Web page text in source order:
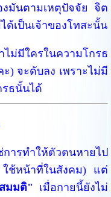
มันตามเหตุปัจจัย จิต
ด้เป็นเจ้าของโทสะนั้น
ไม่มีใครในความโกรธ
) จะดับลง เพราะไม่มี
รธนั้นได้
ารทำให้ตัวตนหายไป
ใช้หน้าที่ในสังคม) แต่
มมติ" เมื่อกายนี้ยังไม่